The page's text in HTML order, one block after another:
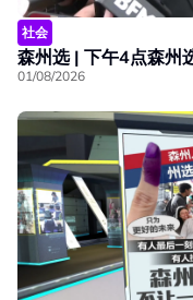
社会
森州选 | 下午4点森州
01/08/2026